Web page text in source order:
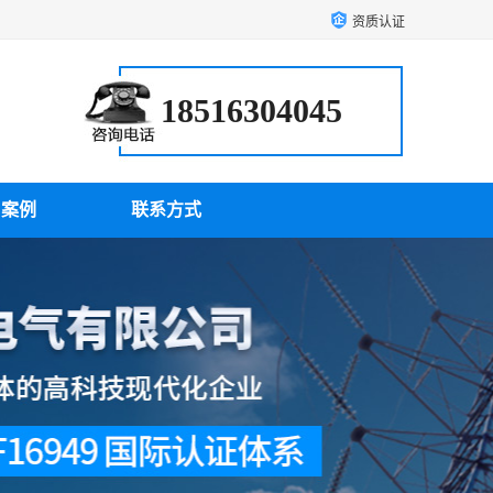
资质认证
18516304045
例 联系方式